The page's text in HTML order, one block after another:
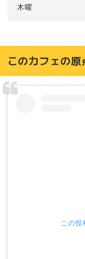
木曜
このカフェの
この